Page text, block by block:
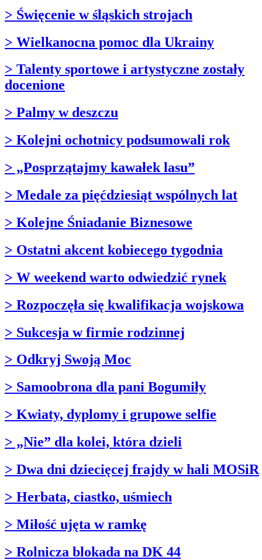
> Święcenie w śląskich strojach
> Wielkanocna pomoc dla Ukrainy
> Talenty sportowe i artystyczne zostały
docenione
> Palmy w deszczu
> Kolejni ochotnicy podsumowali rok
> „Posprzątajmy kawałek lasu”
> Medale za pięćdziesiąt wspólnych lat
> Kolejne Śniadanie Biznesowe
> Ostatni akcent kobiecego tygodnia
> W weekend warto odwiedzić rynek
> Rozpoczęła się kwalifikacja wojskowa
> Sukcesja w firmie rodzinnej
> Odkryj Swoją Moc
> Samoobrona dla pani Bogumiły
> Kwiaty, dyplomy i grupowe selfie
> „Nie” dla kolei, która dzieli
> Dwa dni dziecięcej frajdy w hali MOSiR
> Herbata, ciastko, uśmiech
> Miłość ujęta w ramkę
> Rolnicza blokada na DK 44